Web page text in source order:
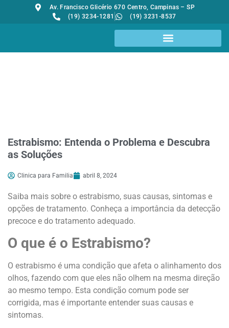
Av. Francisco Glicério 670 Centro, Campinas – SP
(19) 3234-1281
(19) 3231-8537
Estrabismo: Entenda o Problema e Descubra
as Soluções
Clinica para Familia abril 8, 2024
Saiba mais sobre o estrabismo, suas causas, sintomas e
opções de tratamento. Conheça a importância da detecção
precoce e do tratamento adequado.
O que é o Estrabismo?
O estrabismo é uma condição que afeta o alinhamento dos
olhos, fazendo com que eles não olhem na mesma direção
ao mesmo tempo. Esta condição comum pode ser
corrigida, mas é importante entender suas causas e
sintomas.